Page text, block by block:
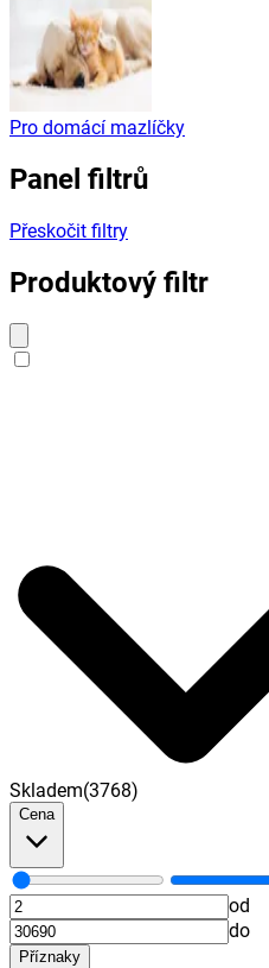
Pro domácí mazlíčky
Panel filtrů
Přeskočit filtry
Produktový filtr
Skladem(3768)
Cena
od
do
Příznaky